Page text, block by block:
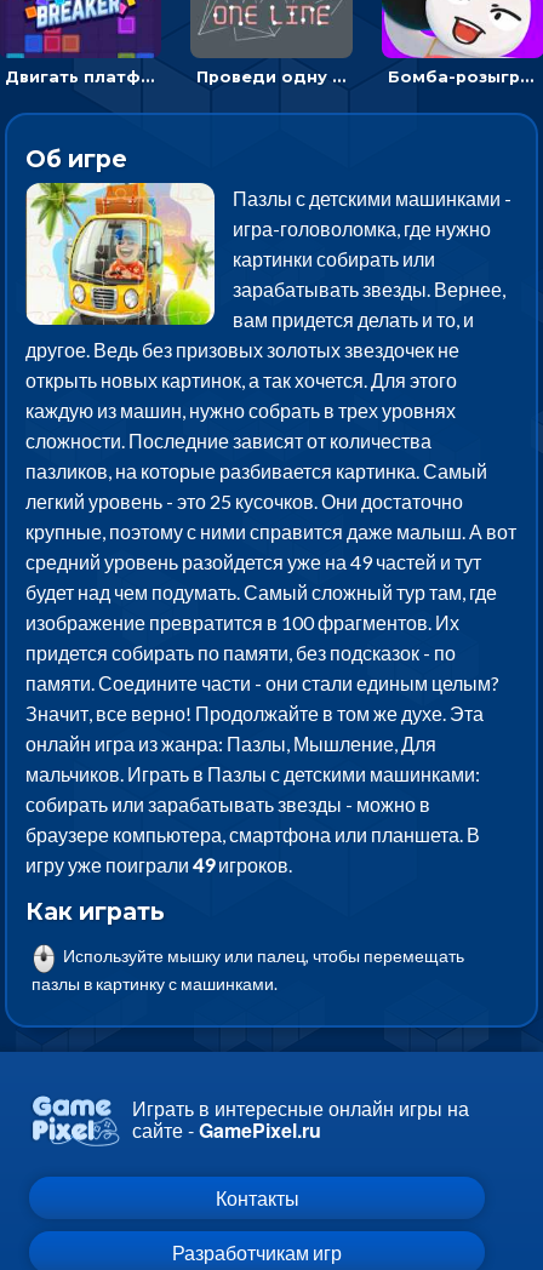
Двигать платформу и отбивать мячики или ловить бонусы Проведи одну линию и повтори фигуру - головоломка Бомба-розыгрыш: передавай и беги – 3D гиперказуалка
Об игре
Пазлы с детскими машинками -
игра-головоломка, где нужно
картинки собирать или
зарабатывать звезды. Вернее,
вам придется делать и то, и
другое. Ведь без призовых золотых звездочек не
открыть новых картинок, а так хочется. Для этого
каждую из машин, нужно собрать в трех уровнях
сложности. Последние зависят от количества
пазликов, на которые разбивается картинка. Самый
легкий уровень - это 25 кусочков. Они достаточно
крупные, поэтому с ними справится даже малыш. А вот
средний уровень разойдется уже на 49 частей и тут
будет над чем подумать. Самый сложный тур там, где
изображение превратится в 100 фрагментов. Их
придется собирать по памяти, без подсказок - по
памяти. Соедините части - они стали единым целым?
Значит, все верно! Продолжайте в том же духе. Эта
онлайн игра из жанра: Пазлы, Мышление, Для
мальчиков. Играть в Пазлы с детскими машинками:
собирать или зарабатывать звезды - можно в
браузере компьютера, смартфона или планшета. В
игру уже поиграли49игроков.
Как играть
Используйте мышку или палец, чтобы перемещать
пазлы в картинку с машинками.
Играть в интересные онлайн игры на
сайте -GamePixel.ru
Контакты
Разработчикам игр